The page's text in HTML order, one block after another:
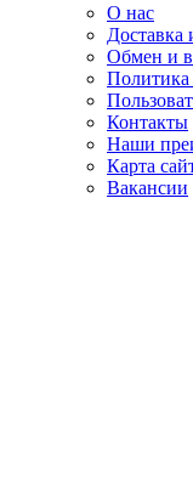
О нас
Доставка
Обмен и
Политика
Контакты
Наши
Карта
Вакансии